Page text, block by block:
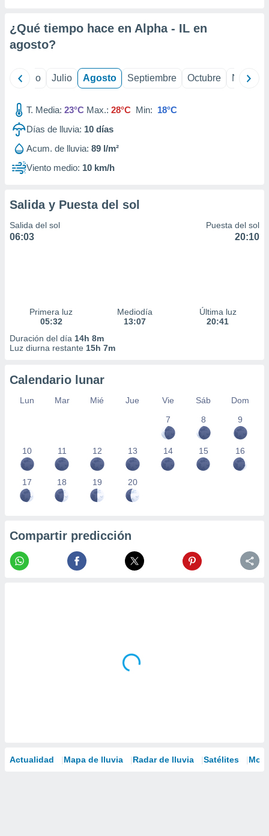
e
mediante
publicidad
publicidad
de
1199
¿Qué tiempo hace en Alpha - IL en
agosto?
Junio Julio Agosto Septiembre Octubre
T. Media: 23°C Max.: 28°C Min: 18°C
Días de lluvia: 10 días
Acum. de lluvia: 89 l/m²
Viento medio: 10 km/h
Salida y Puesta del sol
Salida del sol
06:03
Puesta del sol
20:10
Primera luz
05:32
Mediodía
13:07
Última luz
20:41
Duración del día 14h 8m
Luz diurna restante 15h 7m
Calendario lunar
Lun Mar Mié Jue Vie Sáb
Dom
7
8 9
10 11 12 13 14 15 16
17 18 19 20
Compartir predicción
Actualidad Mapa de lluvia Radar de lluvia Satélites